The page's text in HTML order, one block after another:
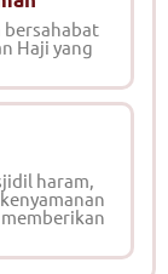
bersahabat
Haji yang
haram,